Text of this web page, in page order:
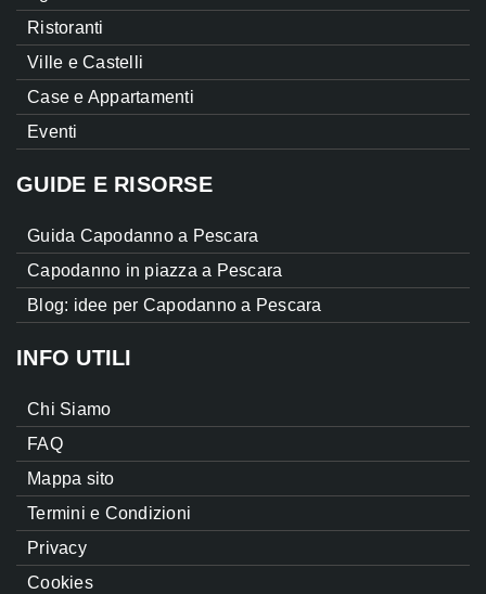
Ristoranti
Ville e Castelli
Case e Appartamenti
Eventi
GUIDE E RISORSE
Guida Capodanno a Pescara
Capodanno in piazza a Pescara
Blog: idee per Capodanno a Pescara
INFO UTILI
Chi Siamo
FAQ
Mappa sito
Termini e Condizioni
Privacy
Cookies